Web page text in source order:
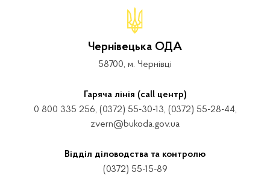
Чернівецька ОДА
58700, м. Чернівці
Гаряча лінія (call центр)
0 800 335 256, (0372) 55-30-13, (0372) 55-28-44,
zvern@bukoda.gov.ua
Відділ діловодства та контролю
(0372) 55-15-89